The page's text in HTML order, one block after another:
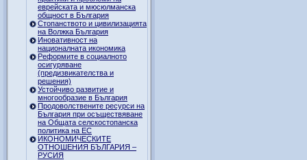
еврейската и мюсюлманска
общност в България
Стопанството и цивилизацията
на Волжка България
Иновативност на
националната икономика
Реформите в социалното
осигуряване
(предизвикателства и
решения)
Устойчиво развитие и
многообразие в България
Продоволствените ресурси на
България при осъществяване
на Общата селскостопанска
политика на ЕС
ИКОНОМИЧЕСКИТЕ
ОТНОШЕНИЯ БЪЛГАРИЯ –
РУСИЯ